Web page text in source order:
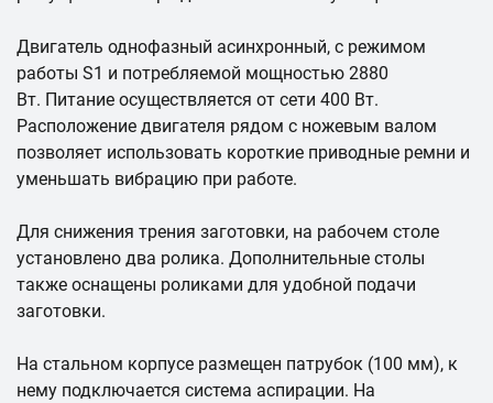
Двигатель однофазный асинхронный, с режимом
работы S1 и потребляемой мощностью 2880
Вт. Питание осуществляется от сети 400 Вт.
Расположение двигателя рядом с ножевым валом
позволяет использовать короткие приводные ремни и
уменьшать вибрацию при работе.
Для снижения трения заготовки, на рабочем столе
установлено два ролика. Дополнительные столы
также оснащены роликами для удобной подачи
заготовки.
На стальном корпусе размещен патрубок (100 мм), к
нему подключается система аспирации. На